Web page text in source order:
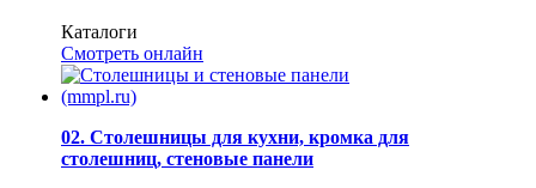
Каталоги
Смотреть онлайн
02. Столешницы для кухни, кромка для
столешниц, стеновые панели